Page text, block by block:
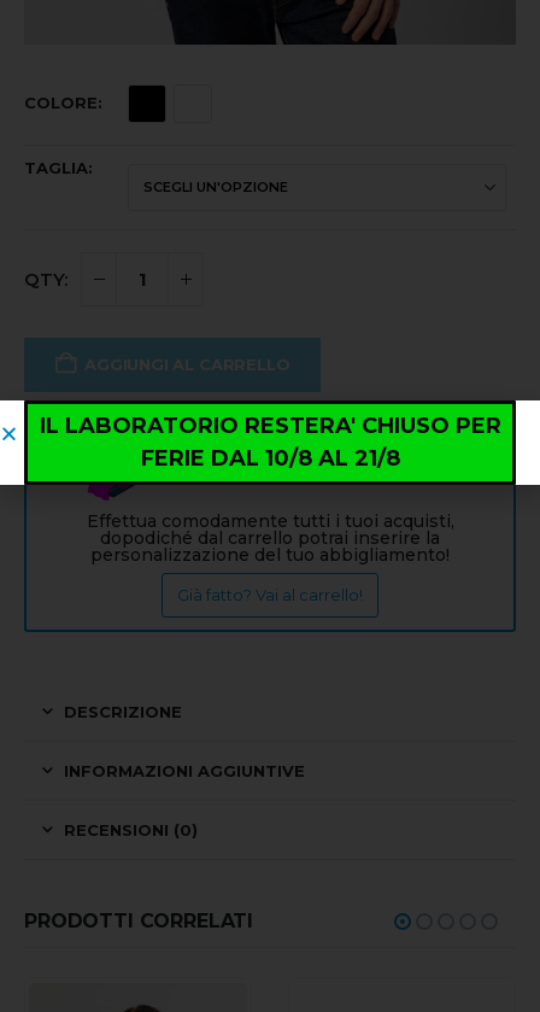
COLORE
TAGLIA
AGGIUNGI AL CARRELLO
Info: PERSONALIZZAZIONE
Effettua comodamente tutti i tuoi acquisti,
dopodiché dal carrello potrai inserire la
personalizzazione del tuo abbigliamento!
Già fatto? Vai al carrello!
DESCRIZIONE
INFORMAZIONI AGGIUNTIVE
RECENSIONI (0)
PRODOTTI CORRELATI
IL LABORATORIO RESTERA' CHIUSO PER
FERIE DAL 10/8 AL 21/8